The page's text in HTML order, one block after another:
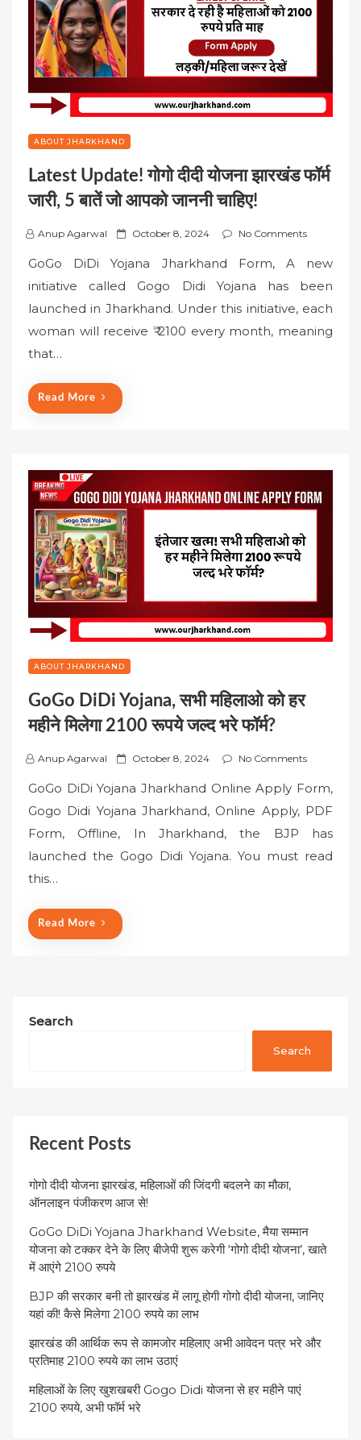
ABOUT JHARKHAND
Latest Update! गोगो दीदी योजना झारखंड फॉर्म
जारी, 5 बातें जो आपको जाननी चाहिए!
Anup Agarwal
P
s
e
d
October 8, 2024 No Comments
GoGo DiDi Yojana Jharkhand Form, A new
initiative called Gogo Didi Yojana has been
launched in Jharkhand. Under this initiative, each
woman will receive ₹ 2100 every month, meaning
that…
Read More
ABOUT JHARKHAND
GoGo DiDi Yojana, सभी महिलाओ को हर
महीने मिलेगा 2100 रूपये जल्द भरे फॉर्म?
Anup Agarwal
P
s
t
d
October 8, 2024 No Comments
GoGo DiDi Yojana Jharkhand Online Apply Form,
Gogo Didi Yojana Jharkhand, Online Apply, PDF
Form, Offline, In Jharkhand, the BJP has
launched the Gogo Didi Yojana. You must read
this…
Read More
Search
Search
Recent Posts
गोगो दीदी योजना झारखंड, महिलाओं की जिंदगी बदलने का मौका,
ऑनलाइन पंजीकरण आज से!
GoGo DiDi Yojana Jharkhand Website, मैया सम्मान
योजना को टक्कर देने के लिए बीजेपी शुरू करेगी ‘गोगो दीदी योजना’, खाते
में आएंगे 2100 रुपये
BJP की सरकार बनी तो झारखंड में लागू होगी गोगो दीदी योजना, जानिए
यहां की! कैसे मिलेगा 2100 रुपये का लाभ
झारखंड की आर्थिक रूप से कामजोर महिलाए अभी आवेदन पत्र भरे और
प्रतिमाह 2100 रुपये का लाभ उठाएं
महिलाओं के लिए खुशखबरी Gogo Didi योजना से हर महीने पाएं
2100 रुपये, अभी फॉर्म भरे